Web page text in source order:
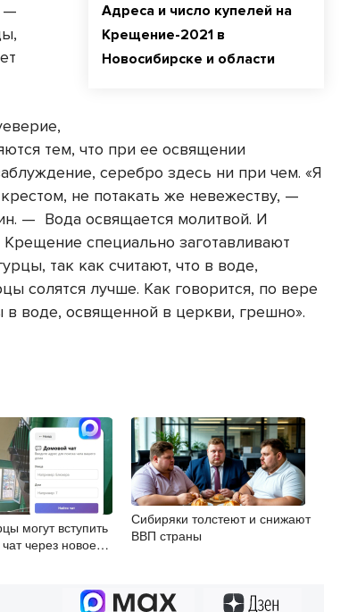
Адреса и число купелей на
Крещение-2021 в
Новосибирске и области
—
тем, что при ее освящении
серебро здесь ни при чем. «Я
не потакать же невежеству, —
— Вода освящается молитвой. И
специально заготавливают
так как считают, что в воде,
солятся лучше. Как говорится, по вере
в воде, освященной в церкви, грешно».
могут вступить
через новое
Сибиряки толстеют и снижают
ВВП страны